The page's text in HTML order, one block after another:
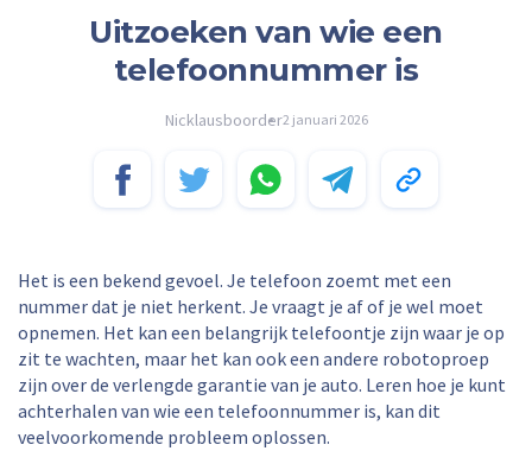
Uitzoeken van wie een
telefoonnummer is
Nicklausboorder2 januari 2026
Het is een bekend gevoel. Je telefoon zoemt met een
nummer dat je niet herkent. Je vraagt je af of je wel moet
opnemen. Het kan een belangrijk telefoontje zijn waar je op
zit te wachten, maar het kan ook een andere robotoproep
zijn over de verlengde garantie van je auto. Leren hoe je kunt
achterhalen van wie een telefoonnummer is, kan dit
veelvoorkomende probleem oplossen.